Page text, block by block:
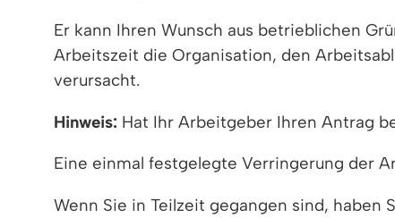
Er kann Ihren Wunsch aus betrieblichen
Arbeitszeit die Organisation, den
verursacht.
Hinweis: Hat Ihr Arbeitgeber Ihren Antrag
Eine einmal festgelegte Verringerung der
Wenn Sie in Teilzeit gegangen sind, haben